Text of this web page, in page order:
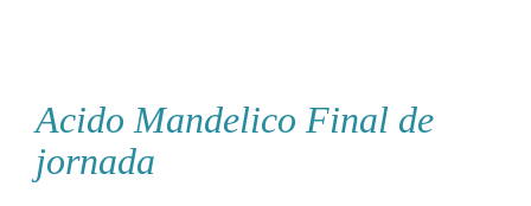
Acido Mandelico Final de
jornada